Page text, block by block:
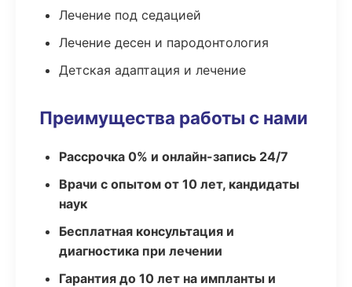
Лечение под седацией
Лечение десен и пародонтология
Детская адаптация и лечение
Преимущества работы с нами
Рассрочка 0% и онлайн-запись 24/7
Врачи с опытом от 10 лет, кандидаты
наук
Бесплатная консультация и
диагностика при лечении
Гарантия до 10 лет на импланты и